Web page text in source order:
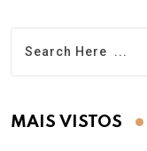
MAIS VISTOS